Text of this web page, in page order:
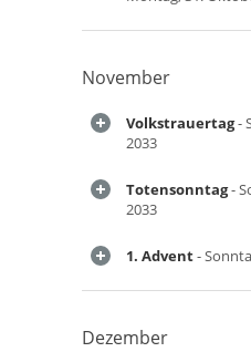
November
Volkstrauertag-
2033
Totensonntag-
2033
1. Advent-
Dezember